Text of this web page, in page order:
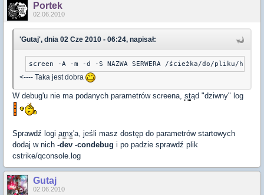
Portek
02.06.2010
'Gutaj', dnia 02 Cze 2010 - 06:24, napisał:
screen -A -m -d -S NAZWA SERWERA /ścieżka/do/pliku/
<---- Taka jest dobra
W debug'u nie ma podanych parametrów screena, stąd "dziwny" log
Sprawdź logi amx'a, jeśli masz dostęp do parametrów startowych
dodaj w nich -dev -condebug i po padzie sprawdź plik
cstrike/qconsole.log
Gutaj
02.06.2010